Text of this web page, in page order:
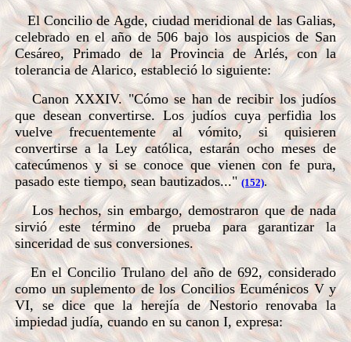
El Concilio de Agde, ciudad meridional de las Galias,
celebrado en el año de 506 bajo los auspicios de San
Cesáreo, Primado de la Provincia de Arlés, con la
tolerancia de Alarico, estableció lo siguiente:
Canon XXXIV. "Cómo se han de recibir los judíos
que desean convertirse. Los judíos cuya perfidia los
vuelve frecuentemente al vómito, si quisieren
convertirse a la Ley católica, estarán ocho meses de
catecúmenos y si se conoce que vienen con fe pura,
pasado este tiempo, sean bautizados..." (152).
Los hechos, sin embargo, demostraron que de nada
sirvió este término de prueba para garantizar la
sinceridad de sus conversiones.
En el Concilio Trulano del año de 692, considerado
como un suplemento de los Concilios Ecuménicos V y
VI, se dice que la herejía de Nestorio renovaba la
impiedad judía, cuando en su canon I, expresa: